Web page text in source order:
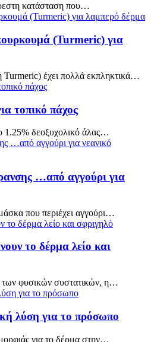
κατάσταση που…
(Turmeric) για
έχει πολλά εκπληκτικά…
τοπικό πάχος
1.25% δεοξυχολικό άλας…
…από αγγούρι για
που περιέχει αγγούρι…
το δέρμα λείο και
των φυσικών συστατικών, η…
λύση για το πρόσωπο
για το δέρμα στην…